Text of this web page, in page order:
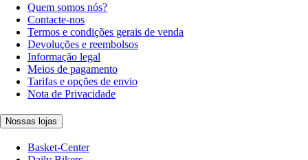
Quem somos nós?
Contacte-nos
Termos e condições gerais de venda
Devoluções e reembolsos
Informação legal
Meios de pagamento
Tarifas e opções de envio
Nota de Privacidade
Nossas lojas
Basket-Center